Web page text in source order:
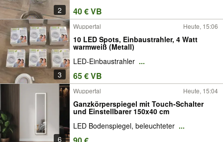
2 40 € VB
3
Wuppertal Heute, 15:06
10 LED Spots, Einbaustrahler, 4 Watt
warmweiß (Metall)
LED-Einbaustrahler ...
65 € VB
6
Wuppertal Heute, 15:04
Ganzkörperspiegel mit Touch-Schalter
und Einstellbarer 150x40 cm
LED Bodenspiegel, beleuchteter ...